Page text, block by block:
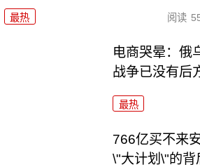
最热 阅读
电商哭晕：俄
战争已没有后
最热
766亿买不来
\"大计划\"的背